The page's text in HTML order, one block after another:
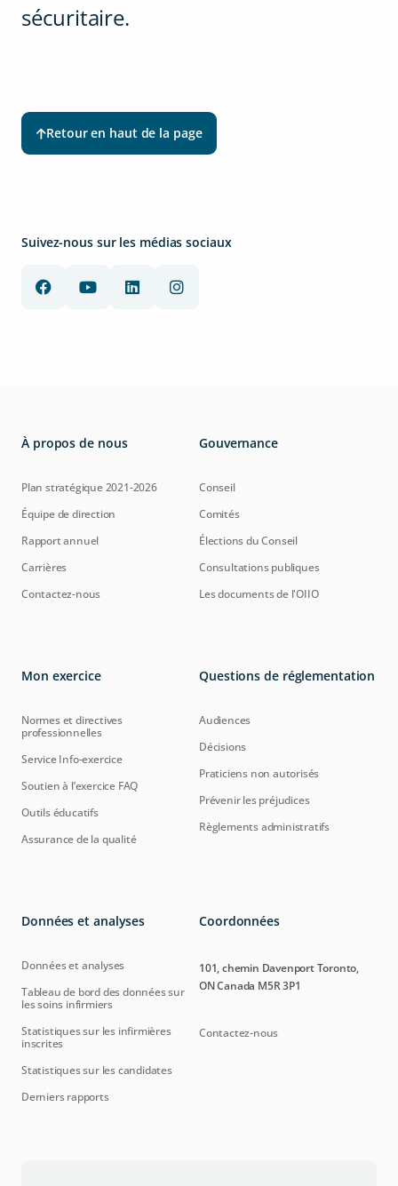
sécuritaire.
Retour en haut de la page
Suivez-nous sur les médias sociaux
À propos de nous
Plan stratégique 2021-2026
Équipe de direction
Rapport annuel
Carrières
Contactez-nous
Gouvernance
Conseil
Comités
Élections du Conseil
Consultations publiques
Les documents de l'OIIO
Mon exercice
Normes et directives
professionnelles
Service Info-exercice
Soutien à l’exercice FAQ
Outils éducatifs
Assurance de la qualité
Questions de réglementation
Audiences
Décisions
Praticiens non autorisés
Prévenir les préjudices
Règlements administratifs
Données et analyses
Données et analyses
Tableau de bord des données sur
les soins infirmiers
Statistiques sur les infirmières
inscrites
Statistiques sur les candidates
Derniers rapports
Coordonnées
101, chemin Davenport Toronto,
ON Canada M5R 3P1
Contactez-nous